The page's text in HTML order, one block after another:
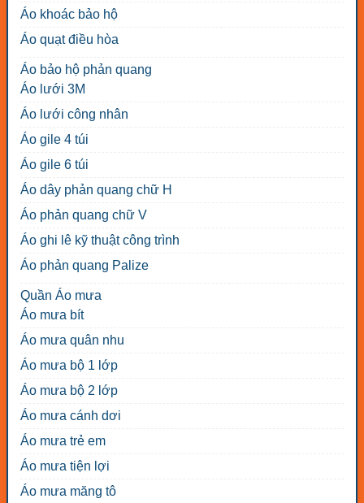
Áo khoác bảo hộ
Áo quạt điều hòa
Áo bảo hộ phản quang
Áo lưới 3M
Áo lưới công nhân
Áo gile 4 túi
Áo gile 6 túi
Áo dây phản quang chữ H
Áo phản quang chữ V
Áo ghi lê kỹ thuật công trình
Áo phản quang Palize
Quần Áo mưa
Áo mưa bít
Áo mưa quân nhu
Áo mưa bộ 1 lớp
Áo mưa bộ 2 lớp
Áo mưa cánh dơi
Áo mưa trẻ em
Áo mưa tiện lợi
Áo mưa măng tô